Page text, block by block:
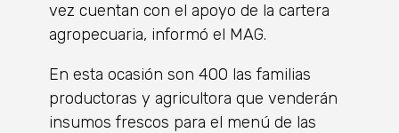
vez cuentan con el apoyo de la cartera
agropecuaria, informó el MAG.
En esta ocasión son 400 las familias
productoras y agricultora que venderán
insumos frescos para el menú de las